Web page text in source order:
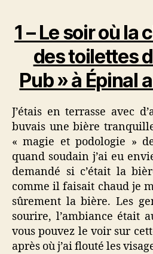
1 – Le soir où la
des toilettes
Pub » à Épinal
J’étais en terrasse avec
buvais une bière
« magie et podologie »
quand soudain j’ai eu
demandé si c’était la
comme il faisait chaud je
sûrement la bière. Les
sourire, l’ambiance était
vous pouvez le voir sur
après où j’ai flouté les